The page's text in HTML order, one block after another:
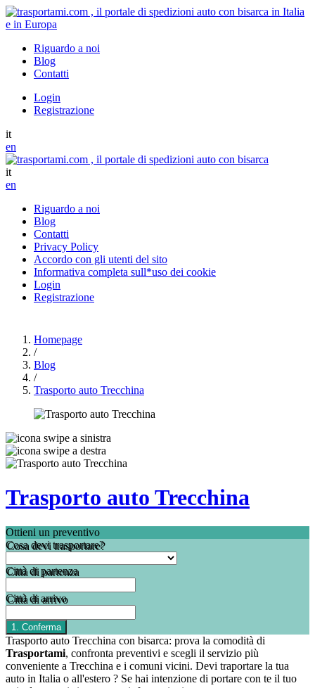
Riguardo a noi
Blog
Contatti
Login
Registrazione
it
en
it
en
Riguardo a noi
Blog
Contatti
Privacy Policy
Accordo con gli utenti del sito
Informativa completa sull*uso dei cookie
Login
Registrazione
Homepage
/
Blog
/
Trasporto auto Trecchina
Trasporto auto Trecchina
Ottieni un preventivo
Cosa devi trasportare?
Città di partenza
Città di arrivo
Trasporto auto Trecchina con bisarca: prova la comodità di
Trasportami, confronta preventivi e scegli il servizio più
conveniente a Trecchina e i comuni vicini. Devi traportare la tua
auto in Italia o all'estero ? Se hai intenzione di portare con te il tuo